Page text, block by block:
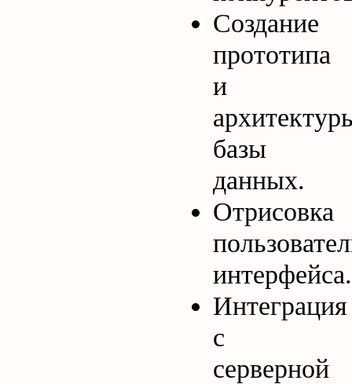
Создание
прототипа
и
базы
данных.
Отрисовка
интерфейса.
Интеграция
с
серверной